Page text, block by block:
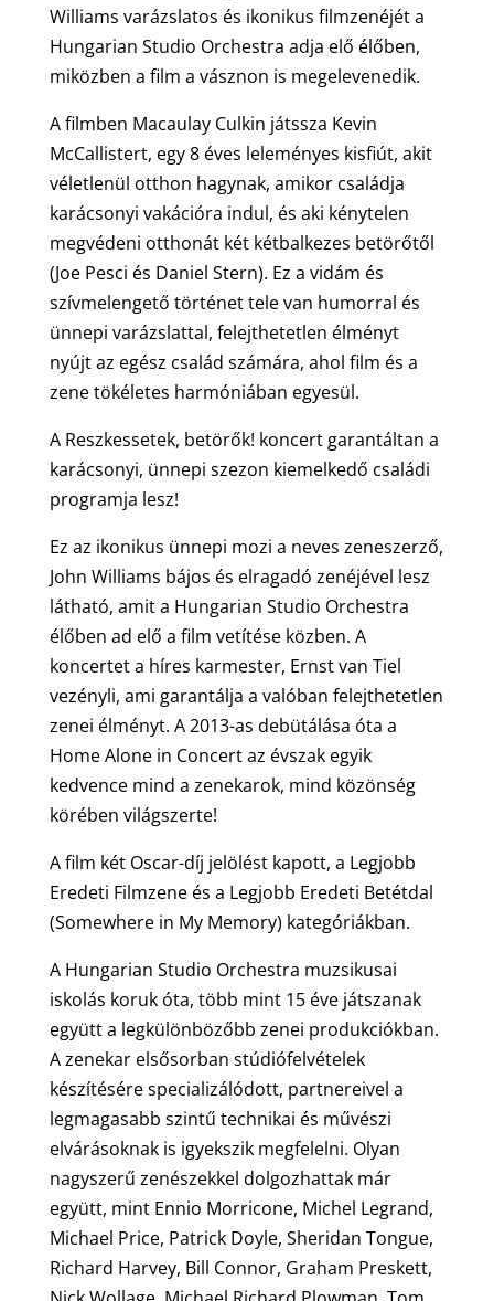
Williams varázslatos és ikonikus filmzenéjét a
Hungarian Studio Orchestra adja elő élőben,
miközben a film a vásznon is megelevenedik.
A filmben Macaulay Culkin játssza Kevin
McCallistert, egy 8 éves leleményes kisfiút, akit
véletlenül otthon hagynak, amikor családja
karácsonyi vakációra indul, és aki kénytelen
megvédeni otthonát két kétbalkezes betörőtől
(Joe Pesci és Daniel Stern). Ez a vidám és
szívmelengető történet tele van humorral és
ünnepi varázslattal, felejthetetlen élményt
nyújt az egész család számára, ahol film és a
zene tökéletes harmóniában egyesül.
A Reszkessetek, betörők! koncert garantáltan a
karácsonyi, ünnepi szezon kiemelkedő családi
programja lesz!
Ez az ikonikus ünnepi mozi a neves zeneszerző,
John Williams bájos és elragadó zenéjével lesz
látható, amit a Hungarian Studio Orchestra
élőben ad elő a film vetítése közben. A
koncertet a híres karmester, Ernst van Tiel
vezényli, ami garantálja a valóban felejthetetlen
zenei élményt. A 2013-as debütálása óta a
Home Alone in Concert az évszak egyik
kedvence mind a zenekarok, mind közönség
körében világszerte!
A film két Oscar-díj jelölést kapott, a Legjobb
Eredeti Filmzene és a Legjobb Eredeti Betétdal
(Somewhere in My Memory) kategóriákban.
A Hungarian Studio Orchestra muzsikusai
iskolás koruk óta, több mint 15 éve játszanak
együtt a legkülönbözőbb zenei produkciókban.
A zenekar elsősorban stúdiófelvételek
készítésére specializálódott, partnereivel a
legmagasabb szintű technikai és művészi
elvárásoknak is igyekszik megfelelni. Olyan
nagyszerű zenészekkel dolgozhattak már
együtt, mint Ennio Morricone, Michel Legrand,
Michael Price, Patrick Doyle, Sheridan Tongue,
Richard Harvey, Bill Connor, Graham Preskett,